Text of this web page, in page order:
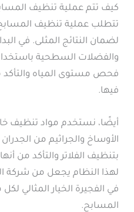
كيف تتم عملية تنظيف
تتطلب عملية تنظيف
لضمان النتائج المثلى. في
والفضلات السطحية
فحص مستوى المياه والتأكد
فيها.
أيضًا، نستخدم مواد تنظيف
الأوساخ والجراثيم من
بتنظيف الفلاتر والتأكد من
لهذا النظام يجعل من
في الفجيرة الخيار المثالي
المسابح.